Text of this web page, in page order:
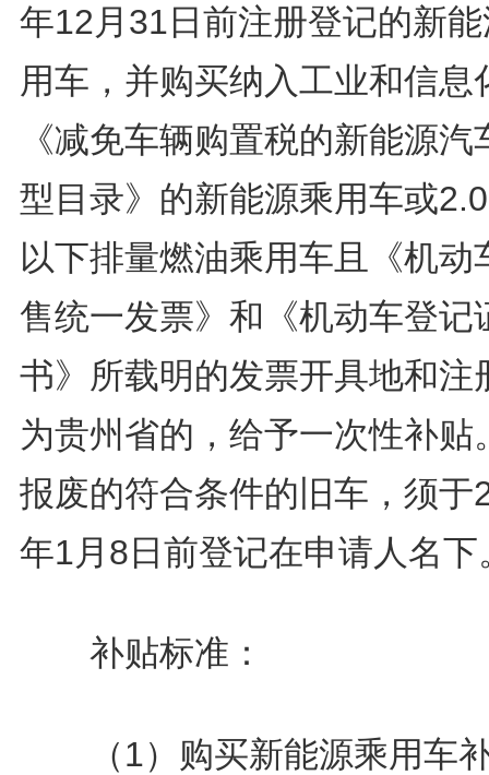
年12月31日前注册登记的新
用车，并购买纳入工业和信息
《减免车辆购置税的新能源汽
型目录》的新能源乘用车或
以下排量燃油乘用车且《机动
售统一发票》和《机动车登记
书》所载明的发票开具地和注
为贵州省的，给予一次性补贴
报废的符合条件的旧车，须于
年1月8日前登记在申请人名下
补贴标准：
（1）购买新能源乘用车